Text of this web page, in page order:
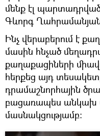
մենք էլ
Գևորգ
Ինչ վերաբերում է
մասին հնչած
քաղաքացիների
հերքեց այդ
դրամաշնորհային
բացառապես անկախ
մասնակցությամբ: